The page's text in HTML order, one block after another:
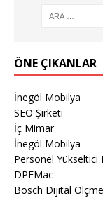
ÖNE ÇIKANLAR
İnegöl Mobilya
SEO Şirketi
İç Mimar
İnegöl Mobilya
Personel Yükseltici
DPFMac
Bosch Dijital